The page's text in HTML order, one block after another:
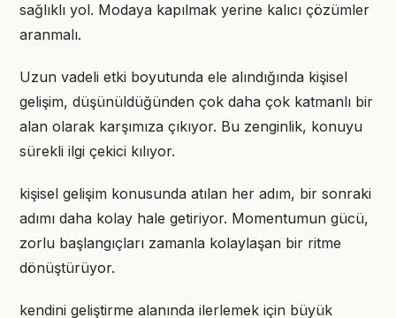
sağlıklı yol. Modaya kapılmak yerine kalıcı çözümler
aranmalı.
Uzun vadeli etki boyutunda ele alındığında kişisel
gelişim, düşünüldüğünden çok daha çok katmanlı bir
alan olarak karşımıza çıkıyor. Bu zenginlik, konuyu
sürekli ilgi çekici kılıyor.
kişisel gelişim konusunda atılan her adım, bir sonraki
adımı daha kolay hale getiriyor. Momentumun gücü,
zorlu başlangıçları zamanla kolaylaşan bir ritme
dönüştürüyor.
kendini geliştirme alanında ilerlemek için büyük